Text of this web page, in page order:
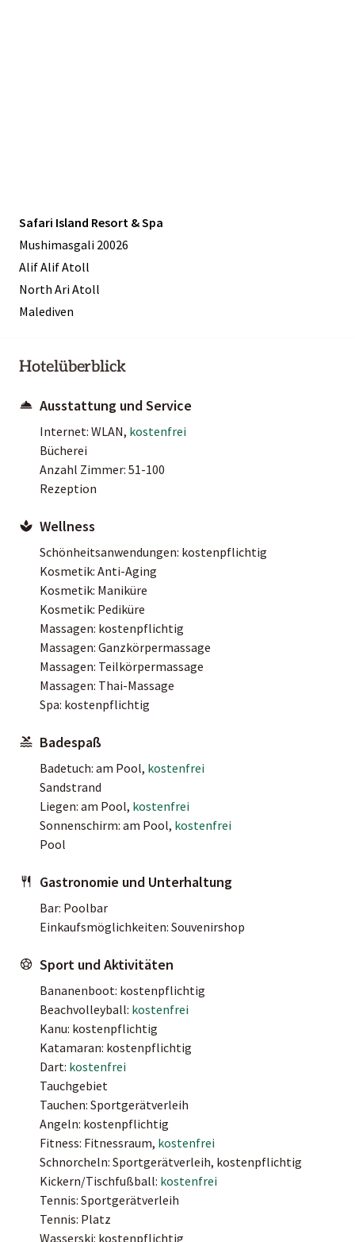
Safari Island Resort & Spa
Mushimasgali 20026
Alif Alif Atoll
North Ari Atoll
Malediven
Hotelüberblick
Ausstattung und Service
Internet: WLAN, kostenfrei
Bücherei
Anzahl Zimmer: 51-100
Rezeption
Wellness
Schönheitsanwendungen: kostenpflichtig
Kosmetik: Anti-Aging
Kosmetik: Maniküre
Kosmetik: Pediküre
Massagen: kostenpflichtig
Massagen: Ganzkörpermassage
Massagen: Teilkörpermassage
Massagen: Thai-Massage
Spa: kostenpflichtig
Badespaß
Badetuch: am Pool, kostenfrei
Sandstrand
Liegen: am Pool, kostenfrei
Sonnenschirm: am Pool, kostenfrei
Pool
Gastronomie und Unterhaltung
Bar: Poolbar
Einkaufsmöglichkeiten: Souvenirshop
Sport und Aktivitäten
Bananenboot: kostenpflichtig
Beachvolleyball: kostenfrei
Kanu: kostenpflichtig
Katamaran: kostenpflichtig
Dart: kostenfrei
Tauchgebiet
Tauchen: Sportgerätverleih
Angeln: kostenpflichtig
Fitness: Fitnessraum, kostenfrei
Schnorcheln: Sportgerätverleih, kostenpflichtig
Kickern/Tischfußball: kostenfrei
Tennis: Sportgerätverleih
Tennis: Platz
Wasserski: kostenpflichtig